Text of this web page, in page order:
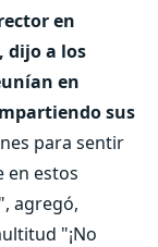
en
dijo a los
en
sus
para sentir
en estos
agregó,
"¡No